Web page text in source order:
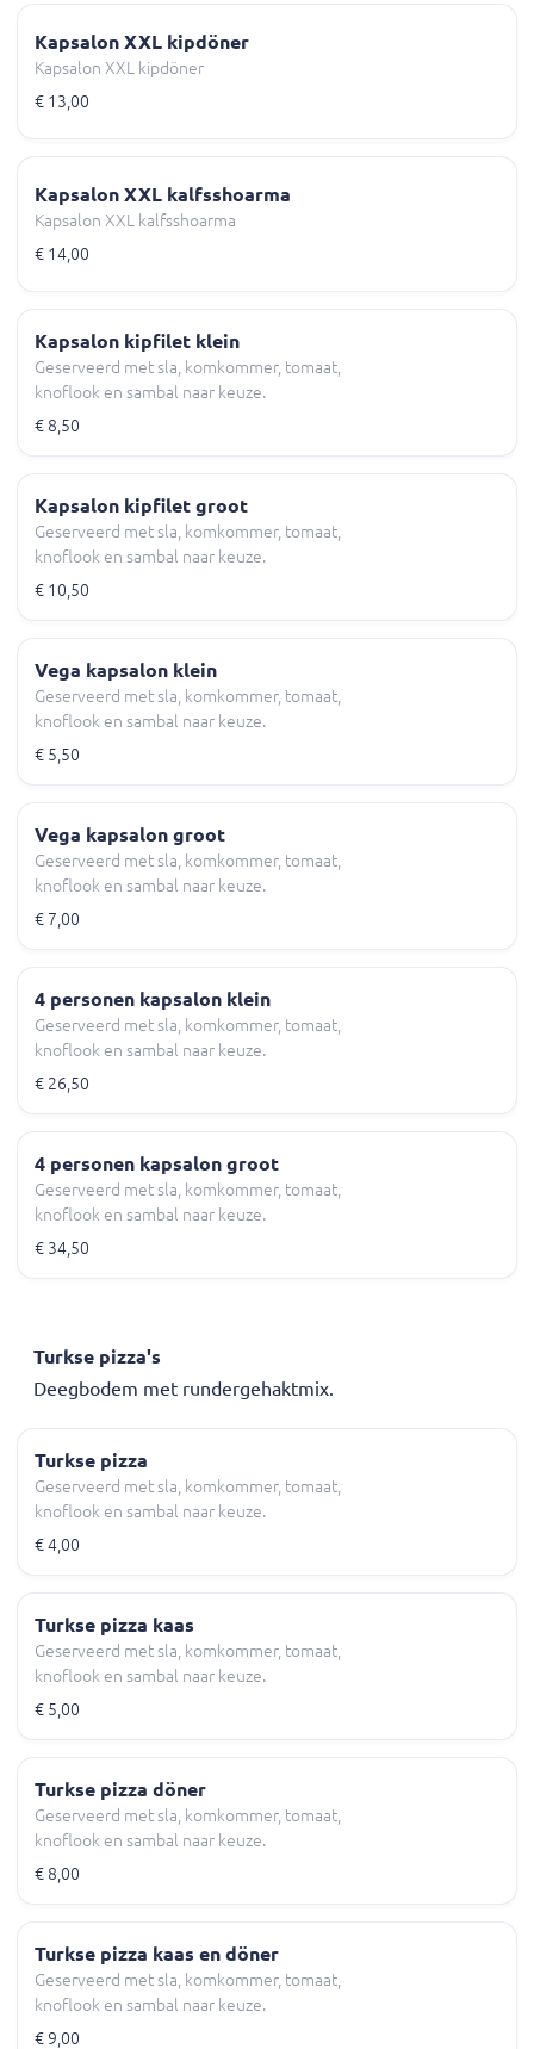
Kapsalon XXL kipdöner
Kapsalon XXL kipdöner
€ 13,00
Kapsalon XXL kalfsshoarma
Kapsalon XXL kalfsshoarma
€ 14,00
Kapsalon kipfilet klein
Geserveerd met sla, komkommer, tomaat,
knoflook en sambal naar keuze.
€ 8,50
Kapsalon kipfilet groot
Geserveerd met sla, komkommer, tomaat,
knoflook en sambal naar keuze.
€ 10,50
Vega kapsalon klein
Geserveerd met sla, komkommer, tomaat,
knoflook en sambal naar keuze.
€ 5,50
Vega kapsalon groot
Geserveerd met sla, komkommer, tomaat,
knoflook en sambal naar keuze.
€ 7,00
4 personen kapsalon klein
Geserveerd met sla, komkommer, tomaat,
knoflook en sambal naar keuze.
€ 26,50
4 personen kapsalon groot
Geserveerd met sla, komkommer, tomaat,
knoflook en sambal naar keuze.
€ 34,50
Turkse pizza's
Deegbodem met rundergehaktmix.
Turkse pizza
Geserveerd met sla, komkommer, tomaat,
knoflook en sambal naar keuze.
€ 4,00
Turkse pizza kaas
Geserveerd met sla, komkommer, tomaat,
knoflook en sambal naar keuze.
€ 5,00
Turkse pizza döner
Geserveerd met sla, komkommer, tomaat,
knoflook en sambal naar keuze.
€ 8,00
Turkse pizza kaas en döner
Geserveerd met sla, komkommer, tomaat,
knoflook en sambal naar keuze.
€ 9,00